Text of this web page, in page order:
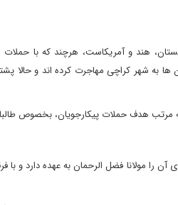
هند و آمریکاست، هرچند که با
به شهر کراچی مهاجرت کرده اند و حالا
هدف حملات پیکارجویان، بخصوص
فضل الرحمان به عهده دارد و با